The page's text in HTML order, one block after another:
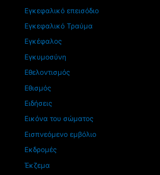
Εγκεφαλικό επεισόδιο
Εγκεφαλικό Τραύμα
Εγκέφαλος
Εγκυμοσύνη
Εθελοντισμός
Εθισμός
Ειδήσεις
Εικόνα του σώματος
Εισπνεόμενο εμβόλιο
Εκδρομές
Έκζεμα